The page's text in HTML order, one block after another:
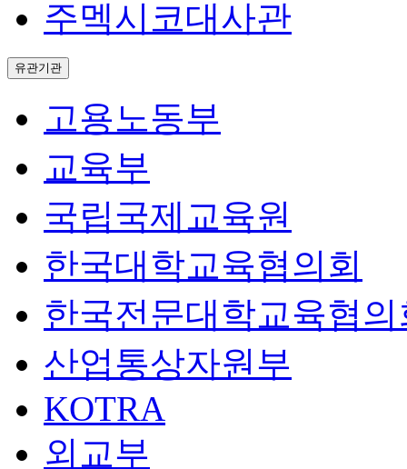
주멕시코대사관
유관기관
고용노동부
교육부
국립국제교육원
한국대학교육협의회
한국전문대학교육협의
산업통상자원부
KOTRA
외교부